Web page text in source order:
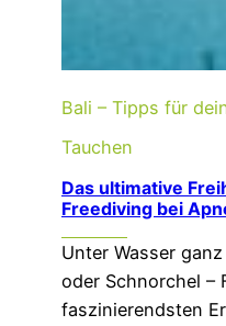
Bali – Tipps für
Tauchen
Das ultimative
Freediving bei
Unter Wasser
oder Schnorchel –
faszinierendsten